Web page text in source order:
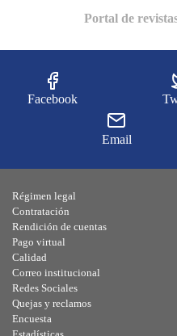
Portal de
Facebook
Email
Régimen legal
Contratación
Rendición de cuentas
Pago virtual
Calidad
Correo institucional
Redes Sociales
Quejas y reclamos
Encuesta